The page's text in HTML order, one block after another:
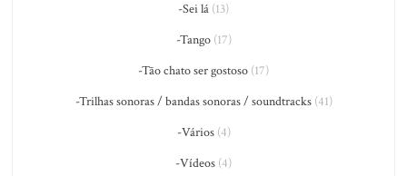
-Sei lá (13)
-Tango(17)
-Tão chato ser gostoso (17)
-Trilhas sonoras / bandas sonoras / soundtracks(41)
-Vários(4)
-Vídeos (4)